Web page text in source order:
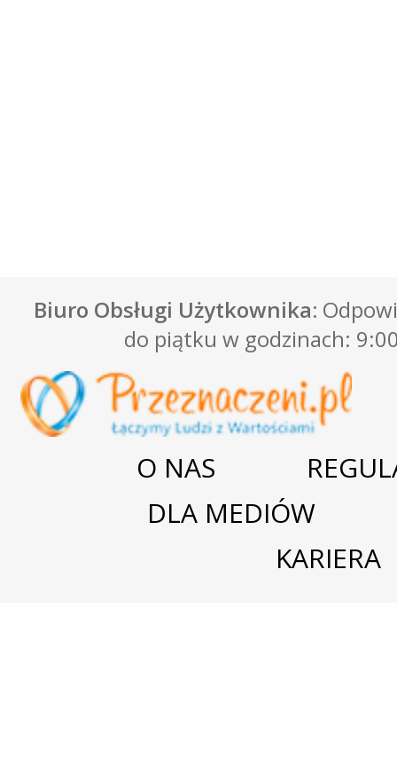
Biuro Obsługi Użytkownika:
do piątku w godzinach:
O NAS
DLA MEDIÓW
KARIERA